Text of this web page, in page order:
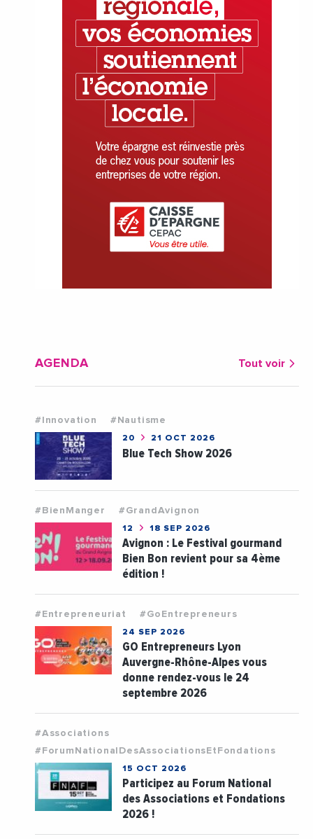
AGENDA Tout voir
#Innovation #Nautisme
20 21 OCT 2026
Blue Tech Show 2026
#BienManger #GrandAvignon
12 18 SEP 2026
Avignon : Le Festival gourmand
Bien Bon revient pour sa 4ème
édition !
#Entrepreneuriat #GoEntrepreneurs
24 SEP 2026
GO Entrepreneurs Lyon
Auvergne-Rhône-Alpes vous
donne rendez-vous le 24
septembre 2026
#Associations
#ForumNationalDesAssociationsEtFondations
15 OCT 2026
Participez au Forum National
des Associations et Fondations
2026 !